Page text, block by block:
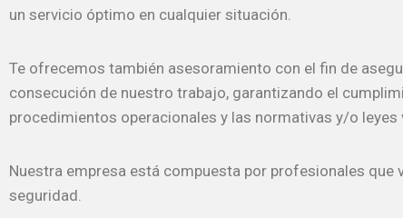
un servicio óptimo en cualquier situación.
Te ofrecemos también asesoramiento con el fin de
consecución de nuestro trabajo, garantizando el
procedimientos operacionales y las normativas y/o leyes
Nuestra empresa está compuesta por profesionales que
seguridad.